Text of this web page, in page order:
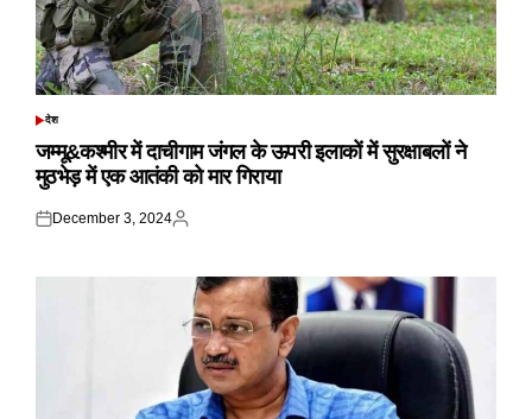
POSTED
देश
जम्मू&कश्मीर में दाचीगाम जंगल के ऊपरी इलाकों में सुरक्षाबलों ने
मुठभेड़ में एक आतंकी को मार गिराया
Posted
December 3, 2024
Posted